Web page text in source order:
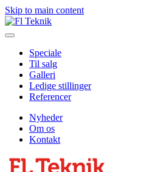
Skip to main content
Speciale
Til salg
Galleri
Ledige stillinger
Referencer
Nyheder
Om os
Kontakt